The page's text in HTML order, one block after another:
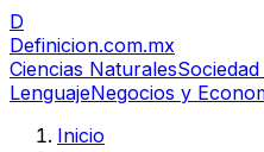
D
Definicion.com.mx
Ciencias Naturales
LenguajeNegocios y
Inicio